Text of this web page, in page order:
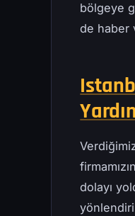
bölgeye
de haber
dolayı